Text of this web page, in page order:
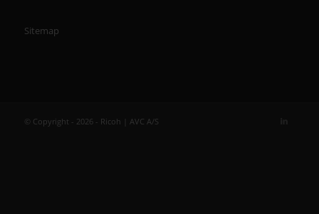
Sitemap
© Copyright - 2026 - Ricoh | AVC A/S